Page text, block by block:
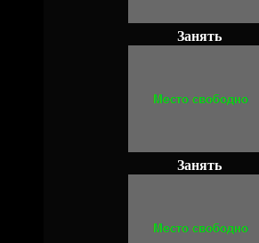
Занять
Занять